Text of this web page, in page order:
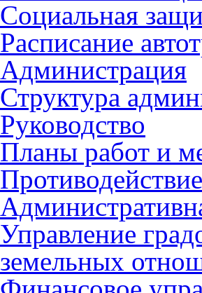
Социальная
Расписание
Администрация
Структура
Руководство
Планы работ и
Управление
земельных